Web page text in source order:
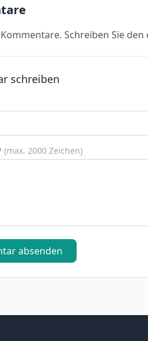
Schreiben Sie den
schreiben
(max. 2000 Zeichen)
absenden